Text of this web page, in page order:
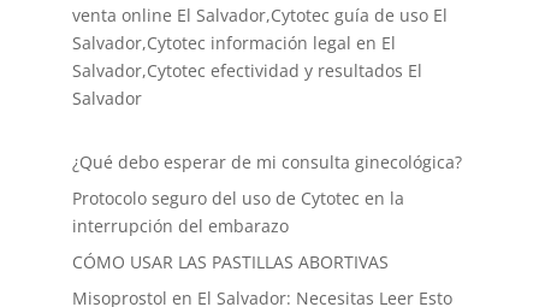
venta online El Salvador,Cytotec guía de uso El
Salvador,Cytotec información legal en El
Salvador,Cytotec efectividad y resultados El
Salvador
¿Qué debo esperar de mi consulta ginecológica?
Protocolo seguro del uso de Cytotec en la
interrupción del embarazo
CÓMO USAR LAS PASTILLAS ABORTIVAS
Misoprostol en El Salvador: Necesitas Leer Esto